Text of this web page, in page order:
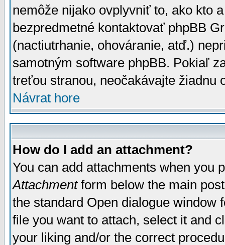
nemôže nijako ovplyvniť to, ako kto
bezpredmetné kontaktovať phpBB
(nactiutrhanie, ohováranie, atď.)
samotným software phpBB. Pokiaľ
treťou stranou, neočakávajte žiadnu
Návrat hore
How do I add an attachment?
You can add attachments when you
Attachmentform below the main
the standard Open dialogue window
file you want to attach, select it and
your liking and/or the correct